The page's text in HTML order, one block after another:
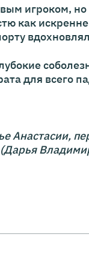
игроком,
как
для всего
Анастасии,